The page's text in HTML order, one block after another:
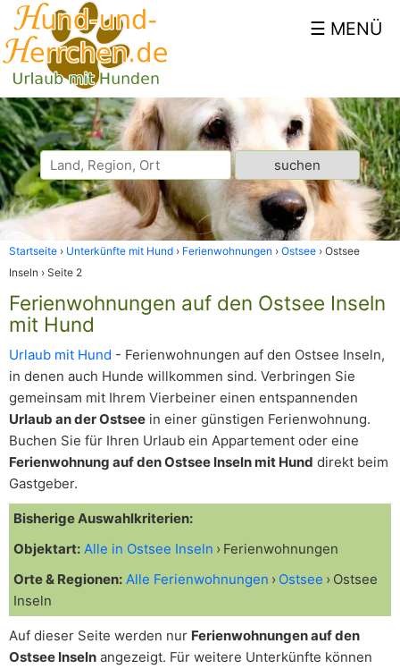
Startseite Unterkünfte mit Hund Ferienwohnungen Ostsee
Ostsee
Inseln
Seite 2
Ferienwohnungen auf den Ostsee Inseln
mit Hund
Urlaub mit Hund - Ferienwohnungen auf den Ostsee Inseln,
in denen auch Hunde willkommen sind. Verbringen Sie
gemeinsam mit Ihrem Vierbeiner einen entspannenden
Urlaub an der Ostsee in einer günstigen Ferienwohnung.
Buchen Sie für Ihren Urlaub ein Appartement oder eine
Ferienwohnung auf den Ostsee Inseln mit Hund direkt beim
Gastgeber.
Bisherige Auswahlkriterien:
Objektart: Alle in Ostsee Inseln
Ferienwohnungen
Orte & Regionen: Alle Ferienwohnungen Ostsee
Ostsee
Inseln
Auf dieser Seite werden nur Ferienwohnungen auf den
Ostsee Inseln angezeigt. Für weitere Unterkünfte können